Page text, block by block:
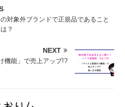
対象外ブランドで正規品であること
？
NEXT
機能」で売上アップ!?